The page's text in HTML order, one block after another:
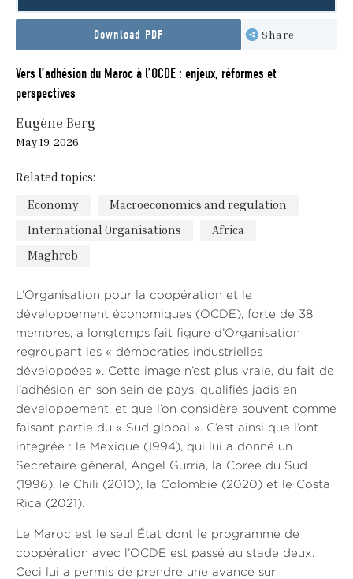
Download PDF Share
Vers l’adhésion du Maroc à l’OCDE : enjeux, réformes et
perspectives
Eugène Berg
May 19, 2026
Related topics:
Economy
Macroeconomics and regulation
International Organisations
Africa
Maghreb
L’Organisation pour la coopération et le
développement économiques (OCDE), forte de 38
membres, a longtemps fait figure d’Organisation
regroupant les « démocraties industrielles
développées ». Cette image n’est plus vraie, du fait de
l’adhésion en son sein de pays, qualifiés jadis en
développement, et que l’on considère souvent comme
faisant partie du « Sud global ». C’est ainsi que l’ont
intégrée : le Mexique (1994), qui lui a donné un
Secrétaire général, Angel Gurria, la Corée du Sud
(1996), le Chili (2010), la Colombie (2020) et le Costa
Rica (2021).
Le Maroc est le seul État dont le programme de
coopération avec l’OCDE est passé au stade deux.
Ceci lui a permis de prendre une avance sur